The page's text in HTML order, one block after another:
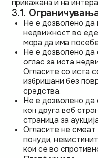
прикажана и на
3.1.
Не е дозволено да
недвижност во
мора да има
Не е дозволено да
оглас за иста
Огласите со иста
избришани без
средства.
Не е дозволено да
кон друга веб
страница за
Огласите не
понуди,
кои се во